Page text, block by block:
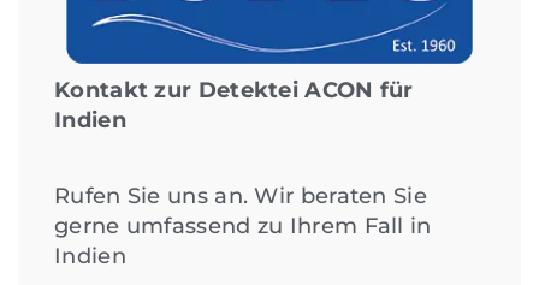
Kontakt zur Detektei ACON für
Indien
Rufen Sie uns an. Wir beraten Sie
gerne umfassend zu Ihrem Fall in
Indien